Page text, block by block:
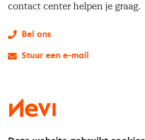
contact center helpen je graag.
Bel ons
Stuur een e-mail